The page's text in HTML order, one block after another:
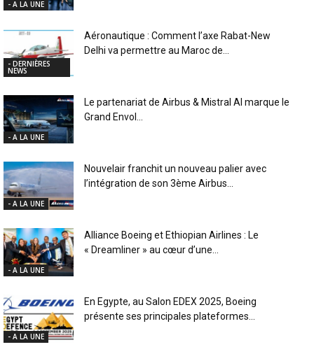
- A LA UNE
- DERNIÈRES
NEWS
Aéronautique : Comment l’axe Rabat-New
Delhi va permettre au Maroc de...
- A LA UNE
Le partenariat de Airbus & Mistral AI marque le
Grand Envol...
- A LA UNE
Nouvelair franchit un nouveau palier avec
l’intégration de son 3ème Airbus...
- A LA UNE
Alliance Boeing et Ethiopian Airlines : Le
« Dreamliner » au cœur d’une...
- A LA UNE
En Egypte, au Salon EDEX 2025, Boeing
présente ses principales plateformes...